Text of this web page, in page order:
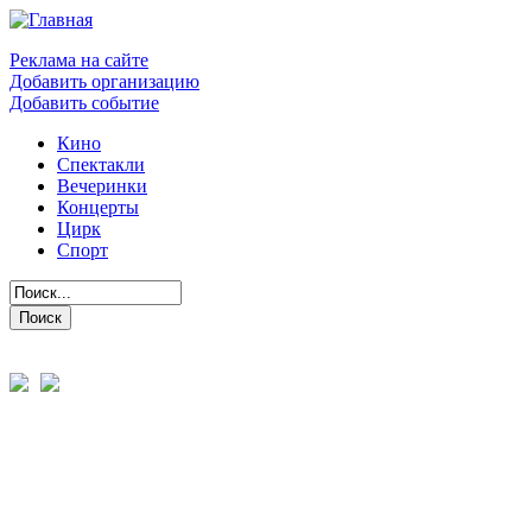
Реклама на сайте
Добавить организацию
Добавить событие
Кино
Спектакли
Вечеринки
Концерты
Цирк
Спорт